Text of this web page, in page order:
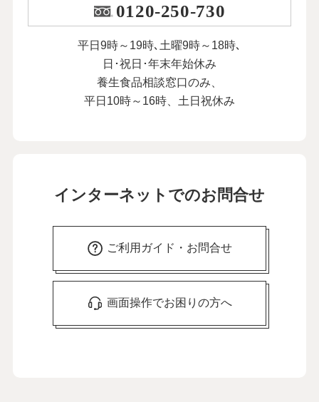
0120-250-730
平日9時～19時､土曜9時～18時､
日･祝日･年末年始休み
養生食品相談窓口のみ、
平日10時～16時、土日祝休み
インターネットでのお問合せ
ご利用ガイド・お問合せ
画面操作でお困りの方へ